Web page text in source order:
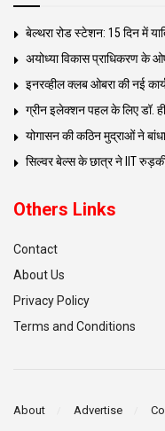
बेल्थरा रोड स्टेशन: 15 दिन में
अयोध्या विकास प्राधिकरण के
इनरव्हील क्लब ओबरा की नई
ग्रीन इलेक्शन पहल के लिए डॉ.
योगासन की कठिन मुद्राओं ने
सिल्वर बेल्स के छात्र ने IIT
Others Links
Contact
About Us
Privacy Policy
Terms and Conditions
About Advertise